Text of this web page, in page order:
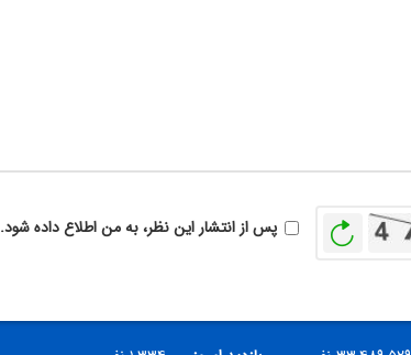
بازخوانیپس از انتشار این نظر، به من اطلاع داده شود.